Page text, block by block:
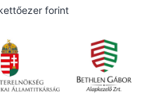
forint